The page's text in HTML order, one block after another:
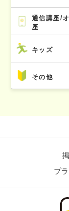
通信講座/
座
キッズ
その他
プ